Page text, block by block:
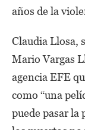
años de la
Claudia Llosa,
Mario Vargas
agencia EFE
como “una
puede pasar la